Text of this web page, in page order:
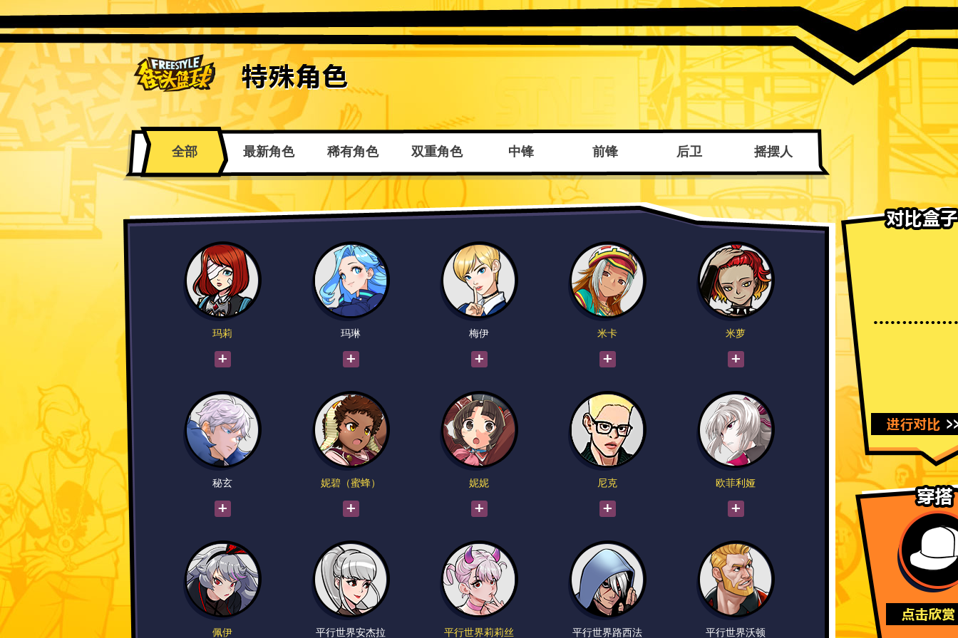
全部 最新角色 稀有角色 双重角色 中锋 前锋 后卫 摇摆人
玛莉 玛琳 梅伊 米卡 米萝
秘玄 妮碧（蜜蜂） 妮妮 尼克 欧菲利娅
佩伊 平行世界安杰拉 平行世界莉莉丝 平行世界路西法 平行世界沃顿